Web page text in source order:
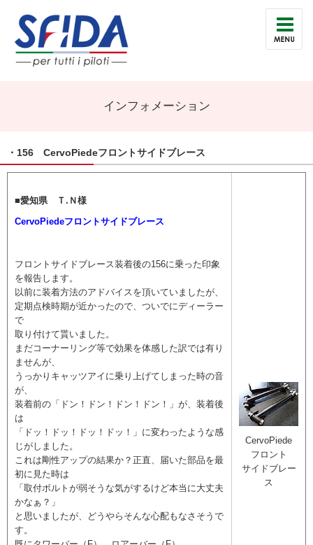
インフォメーション
・156 CervoPiedeフロントサイドブレース
■愛知県 Ｔ.Ｎ様
CervoPiedeフロントサイドブレース
フロントサイドブレース装着後の156に乗った印象
を報告します。
以前に装着方法のアドバイスを頂いていましたが、
定期点検時期が近かったので、ついでにディーラー
で
取り付けて貰いました。
まだコーナーリング等で効果を体感した訳では有り
ませんが、
うっかりキャッツアイに乗り上げてしまった時の音
が、
装着前の「ドン！ドン！ドン！ドン！」が、装着後
は
「ドッ！ドッ！ドッ！ドッ！」に変わったような感
じがしました。
これは剛性アップの結果か？正直、届いた部品を最
初に見た時は
「取付ボルトが弱そうな気がするけど本当に大丈夫
かなぁ？」
と思いましたが、どうやらそんな心配もなさそうで
す。
CervoPiede
フロント
サイドブレー
ス